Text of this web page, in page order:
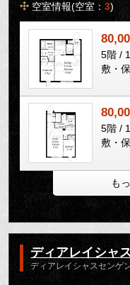
空室情報(空室：3)
5階 /
敷・保
5階 /
敷・保
も
ディアレイシャ
ディアレイシャスセンゲ